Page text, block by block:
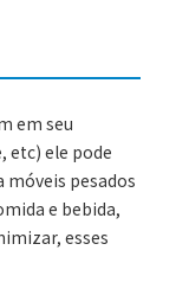
em seu
etc) ele pode
móveis pesados
e bebida,
esses